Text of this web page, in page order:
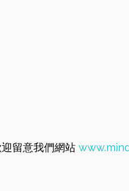
留意我們網站